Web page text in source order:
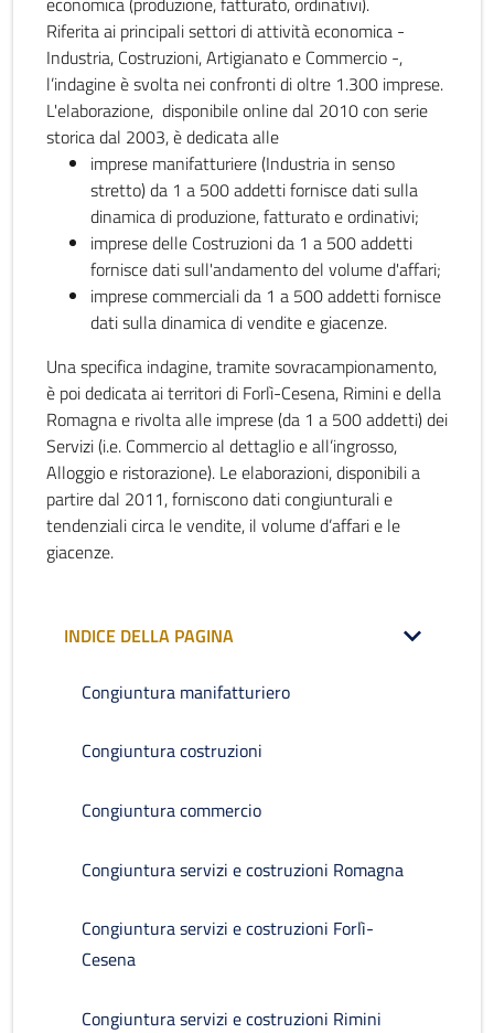
Riferita ai principali settori di attività economica -
Industria, Costruzioni, Artigianato e Commercio -,
l’indagine è svolta nei confronti di oltre 1.300 imprese.
L'elaborazione, disponibile online dal 2010 con serie
storica dal 2003, è dedicata alle
imprese manifatturiere (Industria in senso
stretto) da 1 a 500 addetti fornisce dati sulla
dinamica di produzione, fatturato e ordinativi;
imprese delle Costruzioni da 1 a 500 addetti
fornisce dati sull'andamento del volume d'affari;
imprese commerciali da 1 a 500 addetti fornisce
dati sulla dinamica di vendite e giacenze.
Una specifica indagine, tramite sovracampionamento,
è poi dedicata ai territori di Forlì-Cesena, Rimini e della
Romagna e rivolta alle imprese (da 1 a 500 addetti) dei
Servizi (i.e. Commercio al dettaglio e all’ingrosso,
Alloggio e ristorazione). Le elaborazioni, disponibili a
partire dal 2011, forniscono dati congiunturali e
tendenziali circa le vendite, il volume d’affari e le
giacenze.
INDICE DELLA PAGINA
Congiuntura manifatturiero
Congiuntura costruzioni
Congiuntura commercio
Congiuntura servizi e costruzioni Romagna
Congiuntura servizi e costruzioni Forlì-
Cesena
Congiuntura servizi e costruzioni Rimini